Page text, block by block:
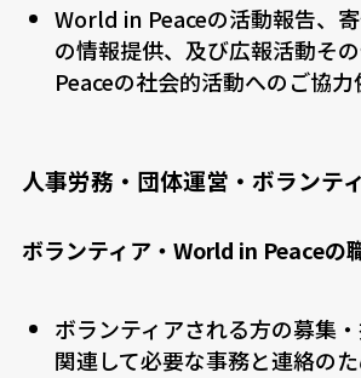
World in Peaceの活動報告、
の情報提供、及び広報活動そ
Peaceの社会的活動へのご協力
人事労務・団体運営・ボランテ
ボランティア・World in Peaceの
ボランティアされる方の募集
関連して必要な事務と連絡のた